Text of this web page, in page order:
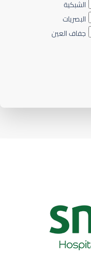
الشبكية
البصريات
جفاف العين